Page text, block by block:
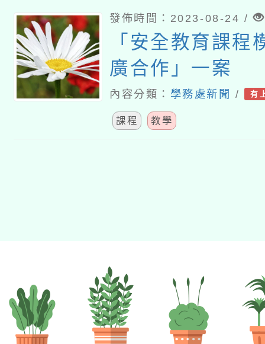
發佈時間：2023-08-24 /
「安全教育課程
廣合作」一案
內容分類： 學務處新聞 / 有
課程 教學